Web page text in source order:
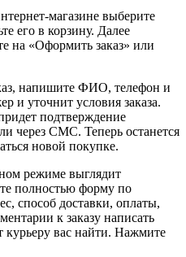
магазине выберите
его в корзину. Далее
на «Оформить заказ» или
напишите ФИО, телефон и
и уточнит условия заказа.
подтверждение
через СМС. Теперь останется
новой покупке.
режиме выглядит
полностью форму по
способ доставки, оплаты,
к заказу написать
вас найти. Нажмите